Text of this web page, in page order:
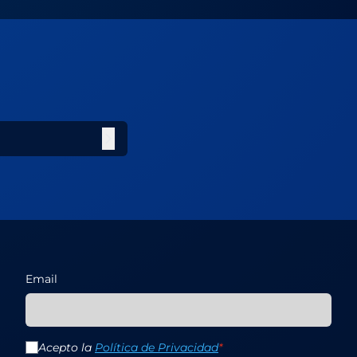
Email
Acepto la Política de Privacidad*